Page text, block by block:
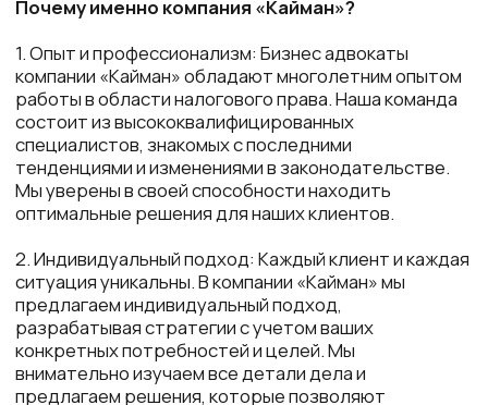
2. Индивидуальный подход: Каждый клиент и каждая
предлагаем индивидуальный подход,
разрабатывая стратегии с учетом ваших
конкретных потребностей и целей. Мы
внимательно изучаем все детали дела и
предлагаем решения, которые позволяют
минимизировать налоговые риски и
оптимизировать расходы.
3. Конфиденциальность: Мы осознаем важность
конфиденциальности в вопросах налогообложения.
Вы можете быть уверены, что вся информация,
предоставленная нам, будет защищена на высшем
строгие стандарты безопасности данных.
4. Широкий спектр услуг: Наша компания
предлагает разнообразные услуги в области
налогового права. Мы консультируем по вопросам
налогообложения, представляем интересы
клиентов при налоговых проверках, помогаем в
разрешении споров с налоговыми органами и
разрабатываем планы налоговой оптимизации.